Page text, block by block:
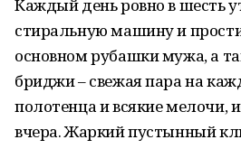
Каждый день ровно в шесть
стиральную машину и
основном рубашки мужа, а
бриджи – свежая пара на
полотенца и всякие мелочи,
вчера. Жаркий пустынный